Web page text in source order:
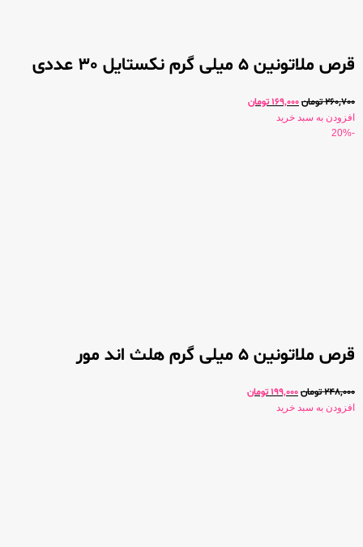
قرص ملاتونین 5 میلی گرم نکستایل 30 عددی
260,700تومان169,000 تومان
افزودن به سبد خرید
-20%
قرص ملاتونین 5 میلی گرم هلث اند مور
248,000تومان199,000 تومان
افزودن به سبد خرید